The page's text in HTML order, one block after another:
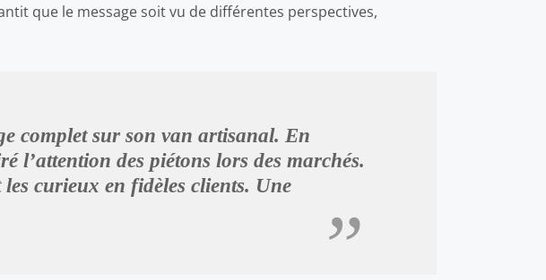
que le message soit vu de différentes perspectives,
complet sur son van artisanal. En
l’attention des piétons lors des marchés.
curieux en fidèles clients. Une